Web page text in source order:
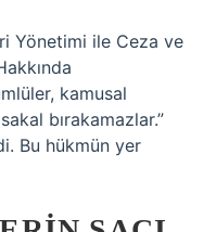
Yönetimi ile Ceza ve
kamusal
bırakamazlar.”
Bu hükmün yer